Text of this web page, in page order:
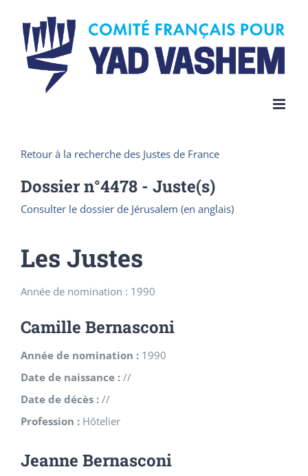
content
Retour à la recherche des Justes de France
Dossier n°4478 - Juste(s)
Consulter le dossier de Jérusalem (en anglais)
Les Justes
Année de nomination : 1990
Camille Bernasconi
Année de nomination : 1990
Date de naissance : //
Date de décès : //
Profession : Hôtelier
Jeanne Bernasconi